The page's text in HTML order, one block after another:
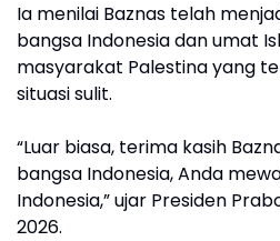
Ia menilai Baznas telah
bangsa Indonesia dan umat
masyarakat Palestina yang
situasi sulit.
“Luar biasa, terima kasih
bangsa Indonesia, Anda
Indonesia,” ujar Presiden
2026.